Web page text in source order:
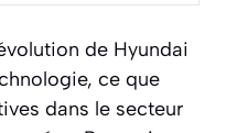
de Hyundai
ce que
dans le secteur